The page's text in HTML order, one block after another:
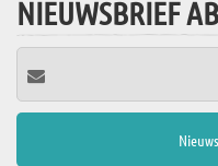
NIEUWSBRIEF